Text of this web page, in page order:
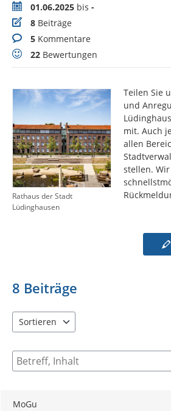
Zeitraum01.06.2025 bis -
Beiträge
8 Beiträge
Kommentare
5 Kommentare
Bewertungen
22 Bewertungen
Rathaus der Stadt
Lüdinghausen
Teilen Sie
und
mit. Auch
allen
stellen.
8 Beiträge
Sortieren
Suche nach Beiträgen und
MoGu